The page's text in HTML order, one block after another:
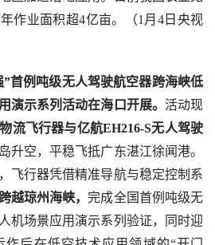
作业面积超4亿亩。（1月4日央视
首例吨级无人驾驶航空器跨海峡低
演示系列活动在海口开展。 活动现
流飞行器与亿航EH216-S无人驾驶
升空，平稳飞抵广东湛江徐闻港。
飞行器凭借精准导航与稳定控制系
越琼州海峡， 完成全国首例吨级无
机场景应用演示系列验证，同时迎